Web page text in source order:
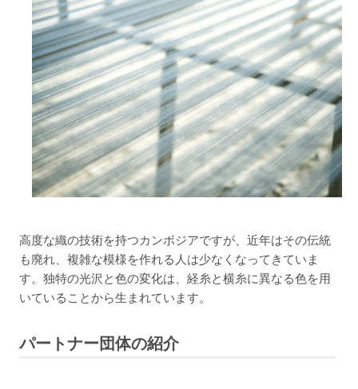
高度な織の技術を持つカンボジアですが、近年はその伝統
も廃れ、複雑な模様を作れる人は少なくなってきていま
す。独特の光沢と色の変化は、経糸と横糸に異なる色を用
いていることから生まれています。
パートナー団体の紹介